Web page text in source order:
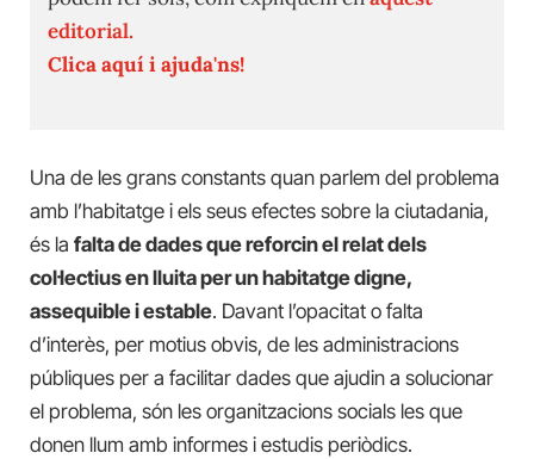
editorial.
Clica aquí i ajuda'ns!
Una de les grans constants quan parlem del problema
amb l’habitatge i els seus efectes sobre la ciutadania,
és la falta de dades que reforcin el relat dels
col·lectius en lluita per un habitatge digne,
assequible i estable. Davant l’opacitat o falta
d’interès, per motius obvis, de les administracions
públiques per a facilitar dades que ajudin a solucionar
el problema, són les organitzacions socials les que
donen llum amb informes i estudis periòdics.